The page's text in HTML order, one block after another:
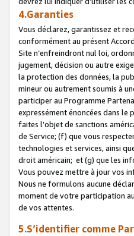
4.Garanties
Vous déclarez, garantissez et
conformément au présent
Site n’enfreindront nul loi,
jugement, décision ou autre
la protection des données, la
mineur ou autrement soumis à
participer au Programme
expressément énoncées dans le
faites l’objet de sanctions
de Service; (f) que vous
technologies et services, ainsi
droit américain; et (g) que les
Vous pouvez mettre à jour vos
Nous ne formulons aucune
moment de votre participation
de vos attentes.
5.S’identifier comme